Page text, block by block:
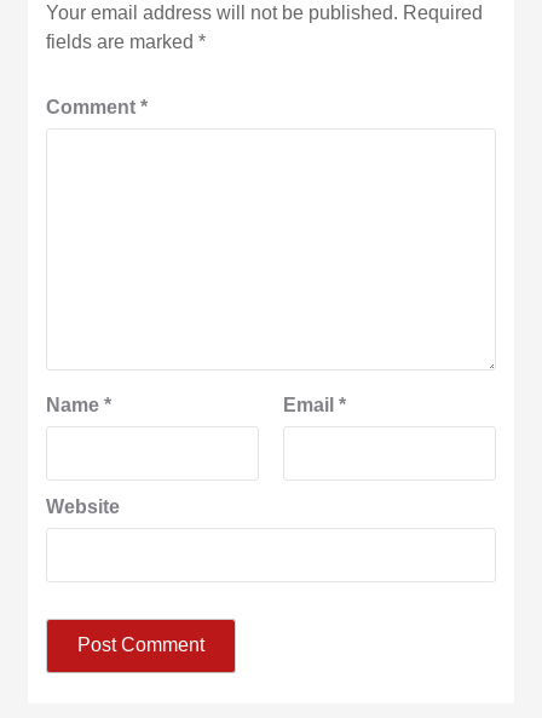
Your email address will not be published. Required
fields are marked*
Comment*
Name* Email *
Website